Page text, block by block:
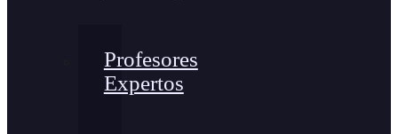
Profesores
Expertos